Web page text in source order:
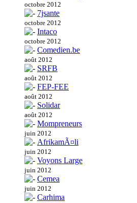
octobre 2012
7jsante
octobre 2012
Intaco
octobre 2012
Comedien.be
août 2012
SRFB
août 2012
FEP-FEE
août 2012
Solidar
août 2012
Mompreneurs
juin 2012
AfrikamÃ¤li
juin 2012
Voyons Large
juin 2012
Cemea
juin 2012
Carhima